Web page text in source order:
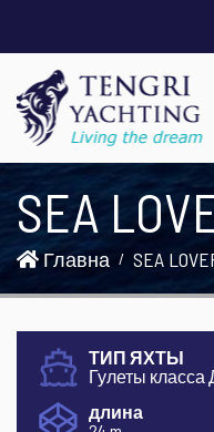
SEA
Главна SEA
ТИП ЯХТЫ
Гулеты класса
длина